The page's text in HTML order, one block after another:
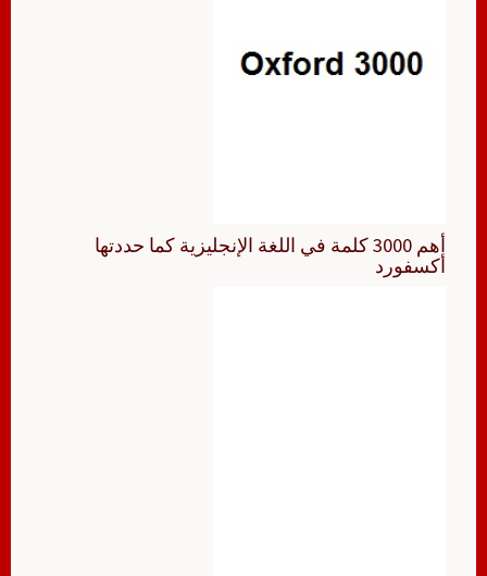
أهم 3000 كلمة في اللغة الإنجليزية كما حددتها
أكسفورد